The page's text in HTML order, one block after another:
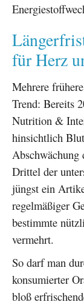
für Herz
Mehrere
Trend: Bereits
Nutrition &
hinsichtlich
Abschwächung
Drittel der
jüngst ein
regelmäßiger
bestimmte
vermehrt.
So darf man
konsumierter
bloß